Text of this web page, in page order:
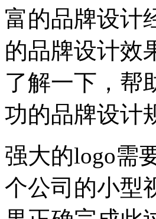
富的品牌设计
的品牌设计效
了解一下，帮
功的品牌设计
强大的logo需
个公司的小型